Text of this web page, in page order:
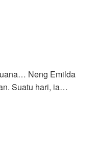
Neng Emilda
Suatu hari, ia…